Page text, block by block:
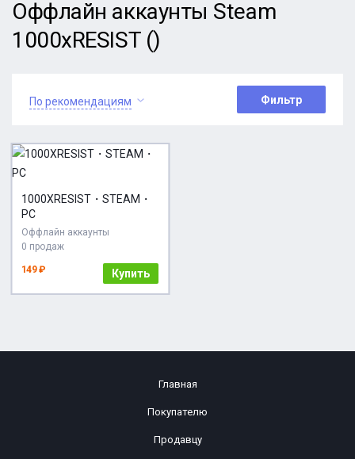
Оффлайн аккаунты Steam
1000xRESIST ()
По рекомендациям Фильтр
1000XRESIST・STEAM・
PC
Оффлайн аккаунты
0 продаж
149 ₽ Купить
Главная
Покупателю
Продавцу